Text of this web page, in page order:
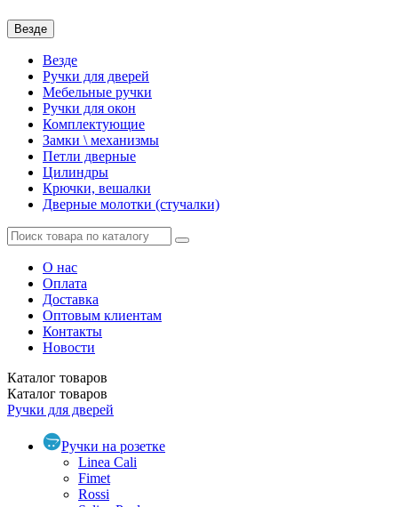
Везде
Везде
Ручки для дверей
Мебельные ручки
Ручки для окон
Комплектующие
Замки \ механизмы
Петли дверные
Цилиндры
Крючки, вешалки
Дверные молотки (стучалки)
О нас
Оплата
Доставка
Оптовым клиентам
Контакты
Новости
Каталог товаров
Каталог товаров
Ручки для дверей
Ручки на розетке
Linea Cali
Fimet
Rossi